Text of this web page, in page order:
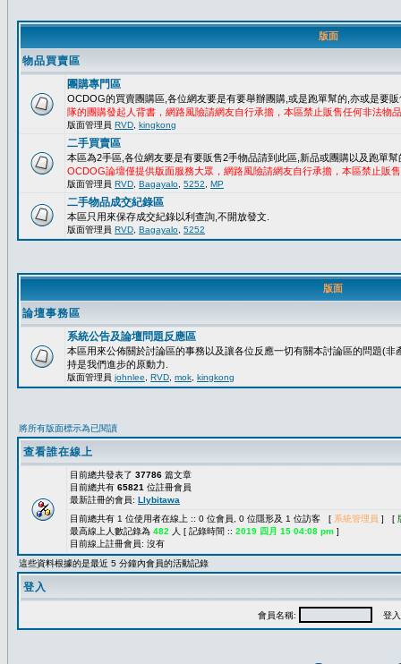
版面
物品買賣區
團購專門區
OCDOG的買賣團購區,各位網友要是有要舉辦團購,或是跑單幫的,亦或是要
隊的團購發起人背書，網路風險請網友自行承擔，本區禁止販售任何非法物
版面管理員 RVD kingkong
二手買賣區
本區為2手區,各位網友要是有要販售2手物品請到此區,新品或團購以及跑單
OCDOG論壇僅提供版面服務大眾，網路風險請網友自行承擔，本區禁止販
版面管理員 RVD Bagayalo 5252 MP
二手物品成交紀錄區
本區只用來保存成交紀錄以利查詢,不開放發文.
版面管理員 RVD Bagayalo 5252
版面
論壇事務區
系統公告及論壇問題反應區
本區用來公佈關於討論區的事務以及讓各位反應一切有關本討論區的問題(
持是我們進步的原動力.
版面管理員 johnlee RVD mok kingkong
將所有版面標示為已閱讀
查看誰在線上
目前總共發表了 37786 篇文章
目前總共有 65821 位註冊會員
最新註冊的會員: Llybitawa
目前總共有 1 位使用者在線上 :: 0 位會員, 0 位隱形及 1 位訪客 [ 系統管理員 ] [
最高線上人數記錄為 482 人 [ 記錄時間 :: 2019 四月 15 04:08 pm ]
目前線上註冊會員: 沒有
這些資料根據的是最近 5 分鐘內會員的活動記錄
登入
會員名稱: 登入